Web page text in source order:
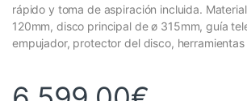
rápido y toma de aspiración incluida.
120mm, disco principal de ø 315mm, guía
empujador, protector del disco, herramientas